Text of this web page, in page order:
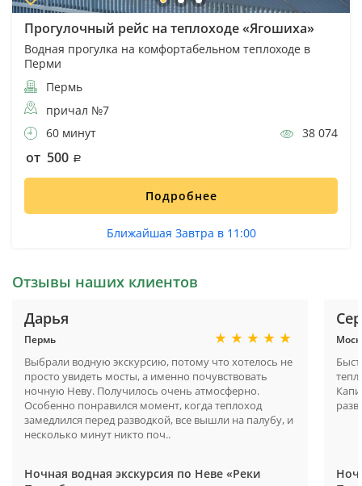
Прогулочный рейс на теплоходе «Ягошиха»
Водная прогулка на комфортабельном теплоходе в
Перми
Пермь
причал №7
60 минут
38 074
от 500
Подробнее
Ближайшая Завтра в 11:00
Отзывы наших клиентов
Дарья
Пермь
Выбрали водную экскурсию, потому что хотелось не
просто увидеть мосты, а именно почувствовать
ночную Неву. Получилось очень атмосферно.
Особенно понравился момент, когда теплоход
замедлился перед разводкой, все вышли на палубу, и
несколько минут никто поч..
Ночная водная экскурсия по Неве «Реки